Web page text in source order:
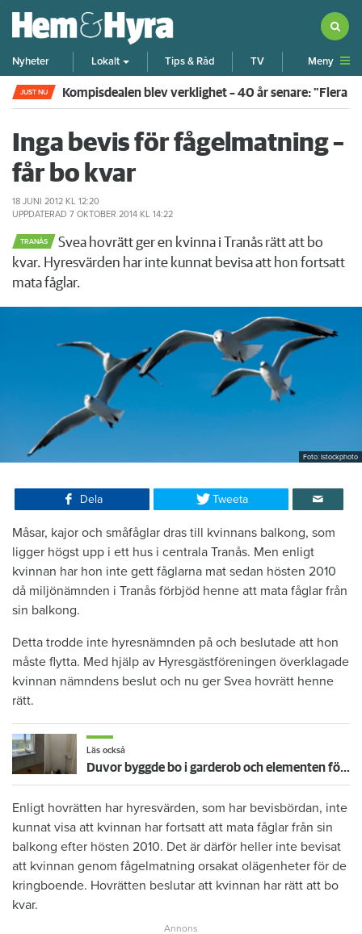
Nyheter Lokalt Tips & Råd TV Meny
JUST NU Kompisdealen blev verklighet – 40 år senare: "Flera
Inga bevis för fågelmatning –
får bo kvar
18 JUNI 2012 KL 12:20
UPPDATERAD 7 OKTOBER 2014 KL 14:22
TRANÅS
Svea hovrätt ger en kvinna i Tranås rätt att bo
kvar. Hyresvärden har inte kunnat bevisa att hon fortsatt
mata fåglar.
Foto: Istockphoto
Dela Tweeta
Måsar, kajor och småfåglar dras till kvinnans balkong, som
ligger högst upp i ett hus i centrala Tranås. Men enligt
kvinnan har hon inte gett fåglarna mat sedan hösten 2010
då miljönämnden i Tranås förbjöd henne att mata fåglar från
sin balkong.
Detta trodde inte hyresnämnden på och beslutade att hon
måste flytta. Med hjälp av Hyresgästföreningen överklagade
kvinnan nämndens beslut och nu ger Svea hovrätt henne
rätt.
Läs också
Duvor byggde bo i garderob och elementen försvann – nu blir hyresgästen av med kontraktet
Enligt hovrätten har hyresvärden, som har bevisbördan, inte
kunnat visa att kvinnan har fortsatt att mata fåglar från sin
balkong efter hösten 2010. Det är därför heller inte bevisat
att kvinnan genom fågelmatning orsakat olägenheter för de
kringboende. Hovrätten beslutar att kvinnan har rätt att bo
kvar.